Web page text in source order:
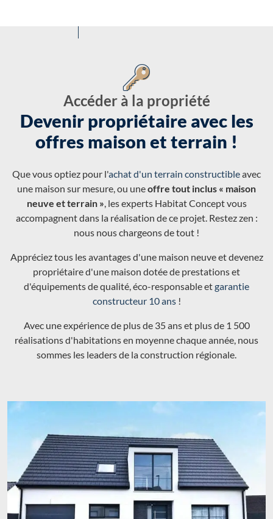
Accéder à la propriété
Devenir propriétaire avec les
offres maison et terrain !
Que vous optiez pour l'achat d'un terrain constructibleavec
une maison sur mesure, ou uneoffre tout inclus « maison
neuve et terrain », les experts Habitat Concept vous
accompagnent dans la réalisation de ce projet. Restez zen :
nous nous chargeons de tout !
Appréciez tous les avantages d'une maison neuve et devenez
propriétaire d'une maison dotée de prestations et
d'équipements de qualité, éco-responsable etgarantie
constructeur 10 ans!
Avec une expérience de plus de 35 ans et plus de 1 500
réalisations d'habitations en moyenne chaque année, nous
sommes les leaders de la construction régionale.